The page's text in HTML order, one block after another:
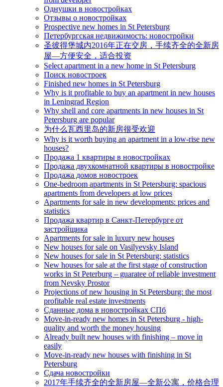
Однушки в новостройках
Отзывы о новостройках
Prospective new homes in St Petersburg
Петербургская недвижимость: новостройки
圣彼得堡城内2016年正在交房，手续齐全的全新房
屋—方便安全，适合投资
Select apartment in a new home in St Petersburg
Поиск новостроек
Finished new homes in St Petersburg
Why is it profitable to buy an apartment in new houses
in Leningrad Region
Why shell and core apartments in new houses in St
Petersburg are popular
为什么瓦西里岛的新房很受欢迎
Why is it worth buying an apartment in a low-rise new
houses?
Продажа 1 квартиры в новостройках
Продажа двухкомнатной квартиры в новостройке
Продажа домов новостроек
One-bedroom apartments in St Petersburg: spacious
apartments from developers at low prices
Apartments for sale in new developments: prices and
statistics
Продажа квартир в Санкт-Петербурге от
застройщика
Apartments for sale in luxury new houses
New houses for sale on Vasilyevsky Island
New houses for sale in St Petersburg: statistics
New houses for sale at the first stage of construction
works in St Peterburg – guaratee of reliable investment
from Nevsky Prostor
Projections of new housing in St Petersburg: the most
profitable real estate investments
Сданные дома в новостройках СПб
Move-in-ready new homes in St Petersburg - high-
quality and worth the money housing
Already built new houses with finishing – move in
easily
Move-in-ready new houses with finishing in St
Petersburg
Сдача новостройки
2017年手续齐全的全新房屋—全新公寓，价格合理